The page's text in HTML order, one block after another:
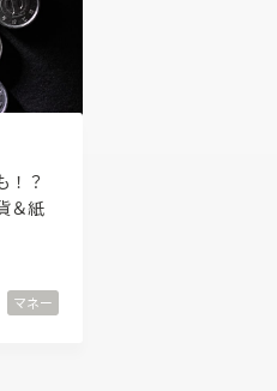
！？
＆紙
マネー